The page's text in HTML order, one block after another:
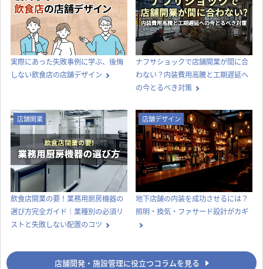
実際にあった失敗事例に学ぶ、後悔
しない飲食店の店舗デザイン
ナフサショックで店舗開業が間に合
わない？内装費用高騰と工期遅延へ
の今とるべき対策
店舗開業
飲食店開業の要！業務用厨房機器の
選び方完全ガイド｜業種別の必須リ
ストと失敗しない配置のコツ
店舗デザイン
地下店舗の内装を成功させるには？
照明・換気・ファサード設計がカギ
店舗開発・施設管理に役立つコラムを見る